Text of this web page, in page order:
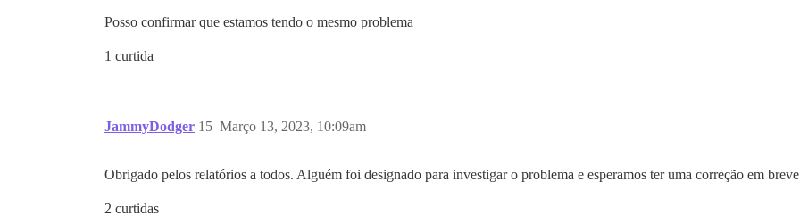
Posso confirmar que estamos tendo o mesmo problema
1 curtida
JammyDodger Março 13, 2023, 10:09am
15
Obrigado pelos relatórios a todos. Alguém foi designado para investigar o problema e esperamos ter uma correção em
2 curtidas